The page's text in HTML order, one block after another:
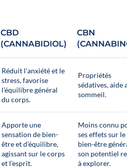
CBD
(CANNABIDIOL)
CBN
Réduit l’anxiété et le
stress, favorise
l’équilibre général
du corps.
Propriétés
sédatives, aide
sommeil.
Apporte une
sensation de bien-
être et d’équilibre,
agissant sur le corps
et l’esprit.
Moins connu
ses effets sur le
bien-être
son potentiel
à explorer.